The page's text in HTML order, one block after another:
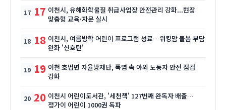
17 이천시, 유해화학물질 취급사업장 안전관리 강화...현장
맞춤형 교육·자문 실시
18 이천시, 여름방학 어린이 프로그램 성료…워킹맘 돌봄 부담
완화 '신호탄'
19 이천 호법면 자율방재단, 폭염 속 야외 노동자 안전 점검
강화
20 이천시 어린이도서관, '세천책' 127번째 완독자 배출…
정가이 어린이 1000권 독파